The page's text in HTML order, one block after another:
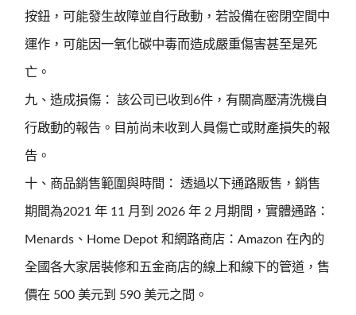
按鈕，可能發生故障並自行啟動，若設備在密閉空間中
運作，可能因一氧化碳中毒而造成嚴重傷害甚至是死
亡。
九、造成損傷： 該公司已收到6件，有關高壓清洗機自
行啟動的報告。目前尚未收到人員傷亡或財產損失的報
告。
十、商品銷售範圍與時間： 透過以下通路販售，銷售
期間為2021 年 11 月到 2026 年 2 月期間，實體通路：
Menards、Home Depot 和網路商店：Amazon 在內的
全國各大家居裝修和五金商店的線上和線下的管道，售
價在 500 美元到 590 美元之間。